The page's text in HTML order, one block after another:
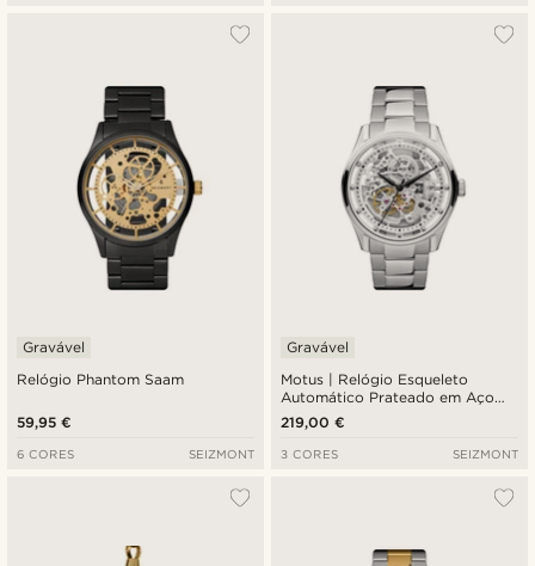
Relógio Phantom Saam
Gravável
59,95 €
6 CORES SEIZMONT
Motus | Relógio Esqueleto
Automático Prateado em Aço
Inoxidável
Gravável
219,00 €
3 CORES SEIZMONT